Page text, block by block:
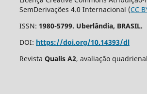
SemDerivações 4.0 Internacional (CC
ISSN: 1980-5799. Uberlândia, BRASIL.
DOI: https://doi.org/10.14393/dl
Revista Qualis A2, avaliação quadrienal